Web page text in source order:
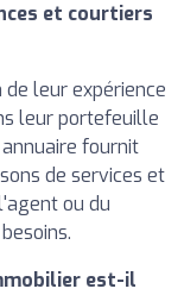
et courtiers
leur expérience
leur portefeuille
fournit
de services et
ou du
est-il